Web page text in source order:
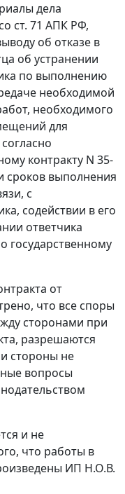
дела
ст. 71 АПК РФ,
об отказе в
об устранении
по выполнению
необходимой
необходимого
для
контракту N 35-
сроков выполнения
с
содействии в его
ответчика
государственному
от
что все споры
сторонами при
разрешаются
стороны не
вопросы
и не
что работы в
ИП Н.О.В.